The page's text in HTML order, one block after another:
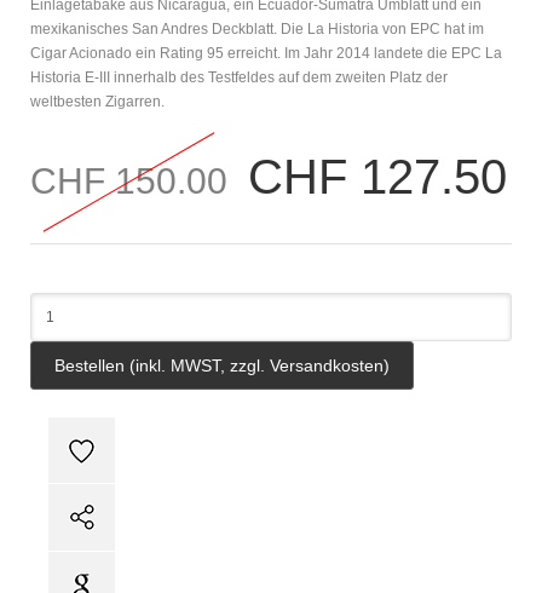
Einlagetabake aus Nicaragua, ein Ecuador-Sumatra Umblatt und ein
mexikanisches San Andres Deckblatt. Die La Historia von EPC hat im
Cigar Acionado ein Rating 95 erreicht. Im Jahr 2014 landete die EPC La
Historia E-III innerhalb des Testfeldes auf dem zweiten Platz der
weltbesten Zigarren.
CHF 150.00 CHF 127.50